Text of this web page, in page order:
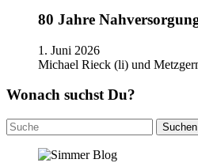
80 Jahre
1. Juni 2026
Michael Rieck (li) und
Wonach suchst Du?
Suchen
nach: